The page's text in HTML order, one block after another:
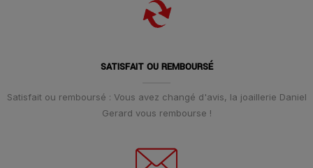
SATISFAIT OU REMBOURSÉ
Satisfait ou remboursé : Vous avez changé d'avis, la joaillerie Daniel
Gerard vous rembourse !